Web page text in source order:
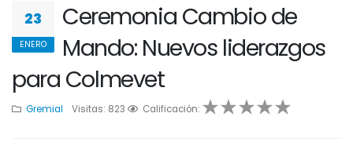
23
ENERO
Ceremonia Cambio de
Mando: Nuevos liderazgos
para Colmevet
Gremial Visitas: 823 Calificación:
1 2 3 4 5